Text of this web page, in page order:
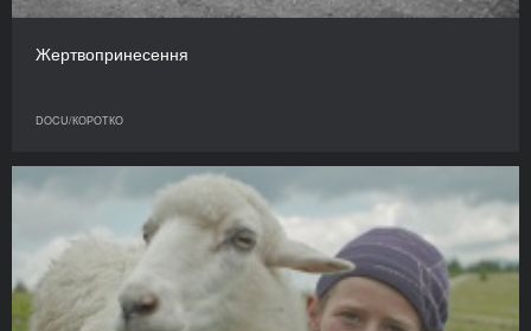
Жертвопринесення
DOCU/КОРОТКО